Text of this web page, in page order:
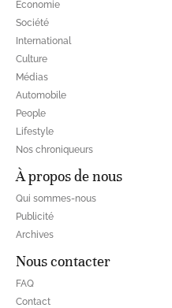
Economie
Société
International
Culture
Médias
Automobile
People
Lifestyle
Nos chroniqueurs
À propos de nous
Qui sommes-nous
Publicité
Archives
Nous contacter
FAQ
Contact